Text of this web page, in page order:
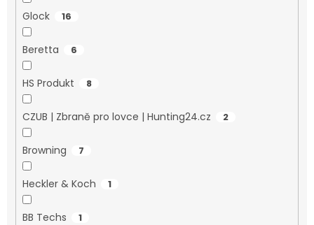
Glock 16
Beretta 6
HS Produkt 8
CZUB | Zbraně pro lovce | Hunting24.cz 2
Browning 7
Heckler & Koch 1
BB Techs 1